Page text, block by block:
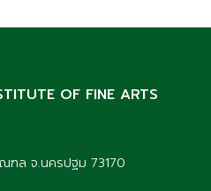
OF FINE ARTS
ฑล จ.นครปฐม 73170